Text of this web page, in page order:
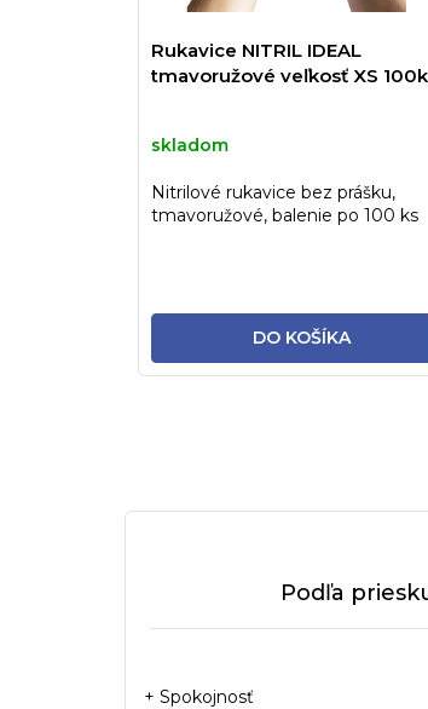
Rukavice NITRIL IDEAL
tmavoružové veľkosť XS
skladom
DO KOŠÍKA
Nitrilové rukavice bez prášku,
tmavoružové, balenie po 100 ks
Podľa
+ Spokojnosť